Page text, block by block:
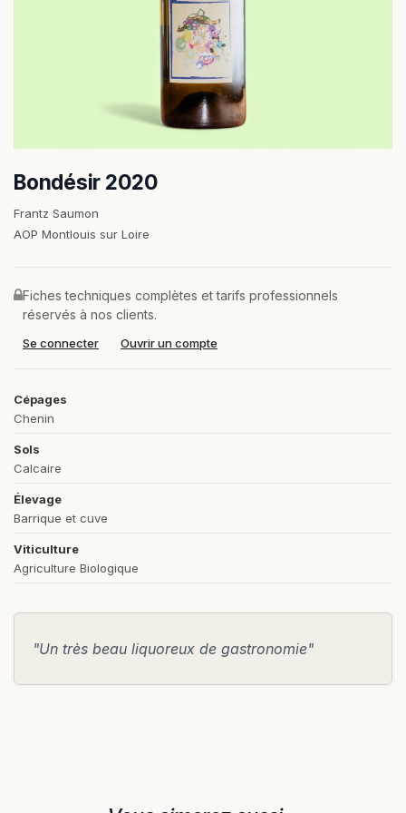
Bondésir 2020
Frantz Saumon
AOP Montlouis sur Loire
Cépages
Chenin
Sols
Calcaire
Élevage
Barrique et cuve
Viticulture
Agriculture Biologique
"Un très beau liquoreux de gastronomie"
Fiches techniques complètes et tarifs professionnels
réservés à nos clients.
Se connecter Ouvrir un compte